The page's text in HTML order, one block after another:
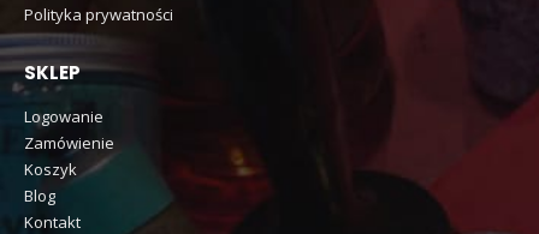
Polityka prywatności
SKLEP
Logowanie
Zamówienie
Koszyk
Blog
Kontakt